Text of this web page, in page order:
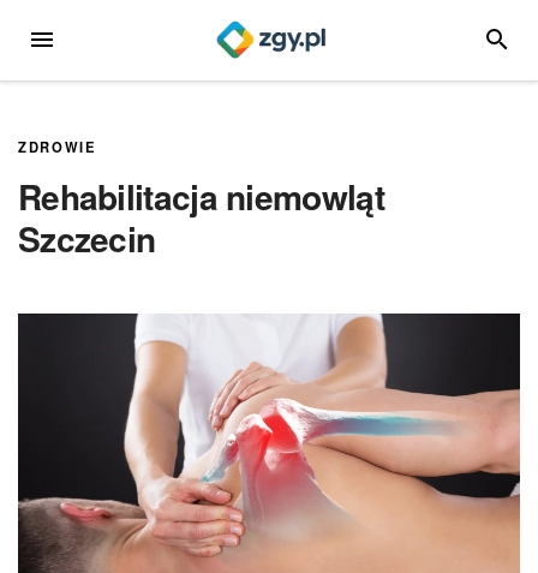
MENU
ZDROWIE
Rehabilitacja niemowląt
Szczecin